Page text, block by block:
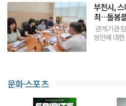
증명 서비
통합경력
부천시,
최…돌봄
관계기관
방안에 대
러그 운영
문화·스포츠